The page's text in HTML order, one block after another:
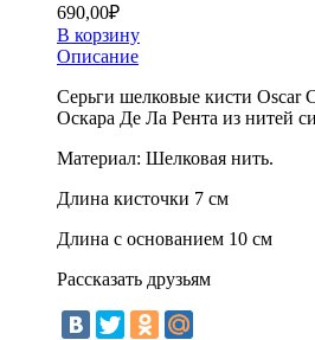
690,00₽
В корзину
Описание
Серьги шелковые кисти Oscar
Оскара Де Ла Рента из нитей
Материал: Шелковая нить.
Длина кисточки 7 см
Длина с основанием 10 см
Рассказать друзьям